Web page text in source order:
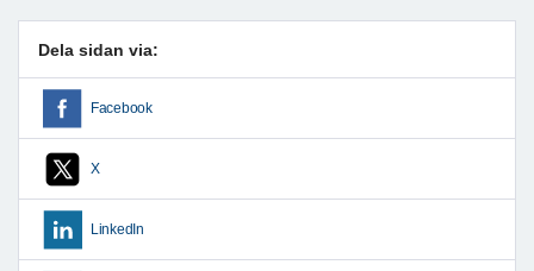
Dela sidan via:
Facebook
X
LinkedIn